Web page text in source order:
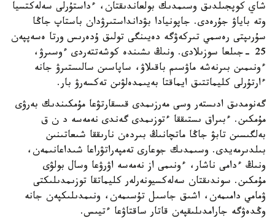
شاي كوپجىلدىق وسىمدىك بولعاندىقتان، ءداستۇرلى سەلەكتسيا
وتە باياۋ جۇرەدى. جاپونيادا بۋدانداستىرۋدان باستاپ جاڭا
سۇرىپتى رەسمي تىركەۋگە دەيىنگى تولىق ۇدەرىس ورتا ەسەپپەن
25 -جىلعا سوزىلادى. ونىڭ ىشىندە كوشەتتەردى ءوسىرۋ،
ءونىمىن بىرنەشە ماۋسىم باقىلاۋ، ساپاسىن سالىستىرۋ جانە
ءارتۇرلى كليماتتىق ايماقتا بەيىمدەلۋىن تەكسەرۋ بار.
گەنومدىق ادىستەر وسى مەرزىمدى قىسقارتۋعا مۇمكىندىك بەرۋى
مۇمكىن. ءبىراق ىستىققا ءتوزىمدى گەندى نەمەسە د ن ق
بەلگىسىن تابۋ جاڭا ماتچانىڭ بىردەن نارىققا شىعاتىنىن
بىلدىرمەيدى. وسىمدىك جوعارى تەمپەراتۋراعا شىداعانىمەن،
ونىڭ ءدامى ناشار، ءونىمى از نەمەسە اۋرۋعا وسال بولۋى
مۇمكىن. سوندىقتان سەلەكسيونەرلەر كليماتقا توزىمدىلىكتى
ۋمامي دامىمەن، اشىق جاسىل تۇسىمەن، ونىمدىلىكپەن جانە
وڭدەۋگە جارامدىلىقپەن قاتار ساقتاۋعا ءتيىس.